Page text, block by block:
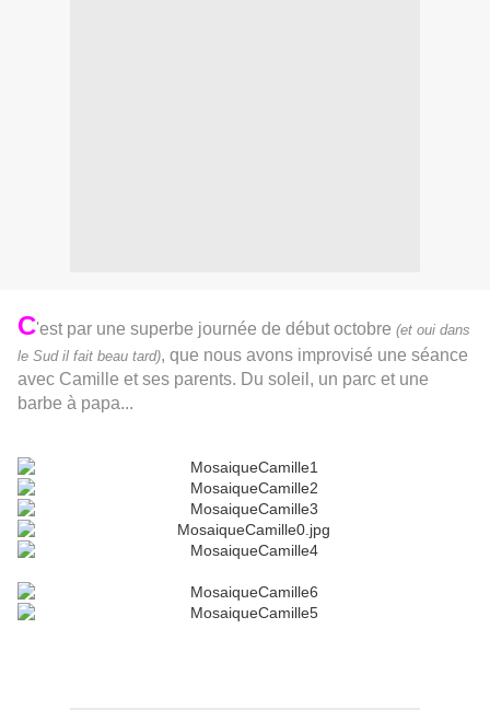
C'est par une superbe journée de début octobre (et oui dans
le Sud il fait beau tard), que nous avons improvisé une séance
avec Camille et ses parents. Du soleil, un parc et une
barbe à papa...